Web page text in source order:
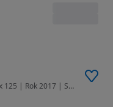
125 cm3 • 8 KM • Maxi skuter Barton B-Max 125 | Rok 2017 | Stan bardzo dobry | Kat. B